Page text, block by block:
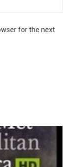
for the next